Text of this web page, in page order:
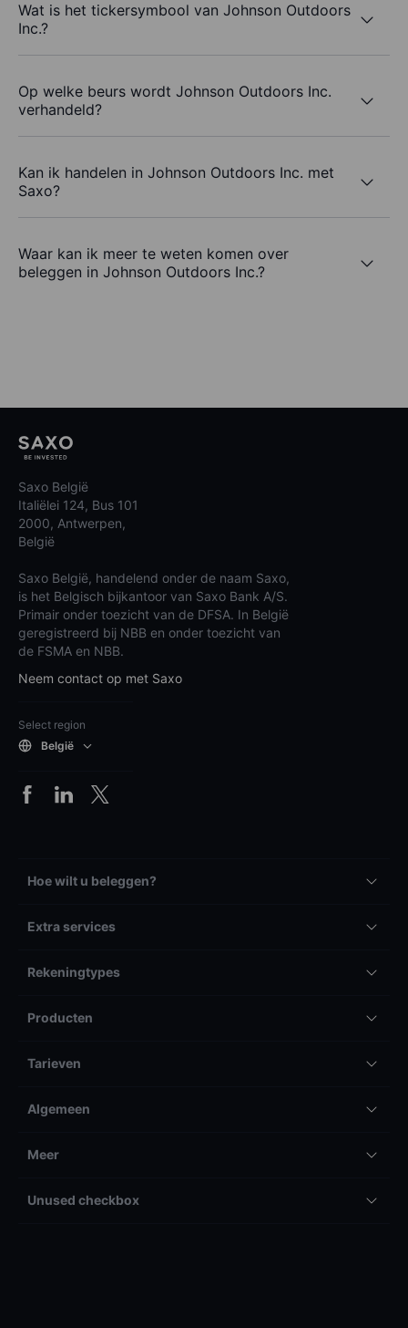
Wat is het tickersymbool van Johnson Outdoors
Inc.?
Op welke beurs wordt Johnson Outdoors Inc.
verhandeld?
Kan ik handelen in Johnson Outdoors Inc. met
Saxo?
Waar kan ik meer te weten komen over
beleggen in Johnson Outdoors Inc.?
Saxo België
Italiëlei 124, Bus 101
2000, Antwerpen,
België
Saxo België, handelend onder de naam Saxo,
is het Belgisch bijkantoor van Saxo Bank A/S.
Primair onder toezicht van de DFSA. In België
geregistreerd bij NBB en onder toezicht van
de FSMA en NBB.
Neem contact op met Saxo
Select region
België
Hoe wilt u beleggen?
Extra services
Rekeningtypes
Producten
Tarieven
Algemeen
Meer
Unused checkbox